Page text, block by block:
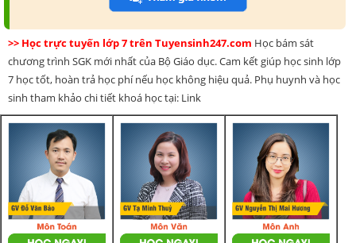
>> Học trực tuyến lớp 7 trên Tuyensinh247.com Học bám sát
chương trình SGK mới nhất của Bộ Giáo dục. Cam kết giúp học sinh lớp
7 học tốt, hoàn trả học phí nếu học không hiệu quả. Phụ huynh và học
sinh tham khảo chi tiết khoá học tại: Link